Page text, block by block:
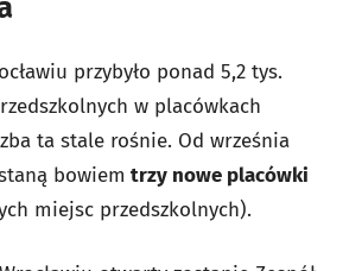
przybyło ponad 5,2 tys.
w placówkach
ta stale rośnie. Od września
bowiem trzy nowe placówki
miejsc przedszkolnych).